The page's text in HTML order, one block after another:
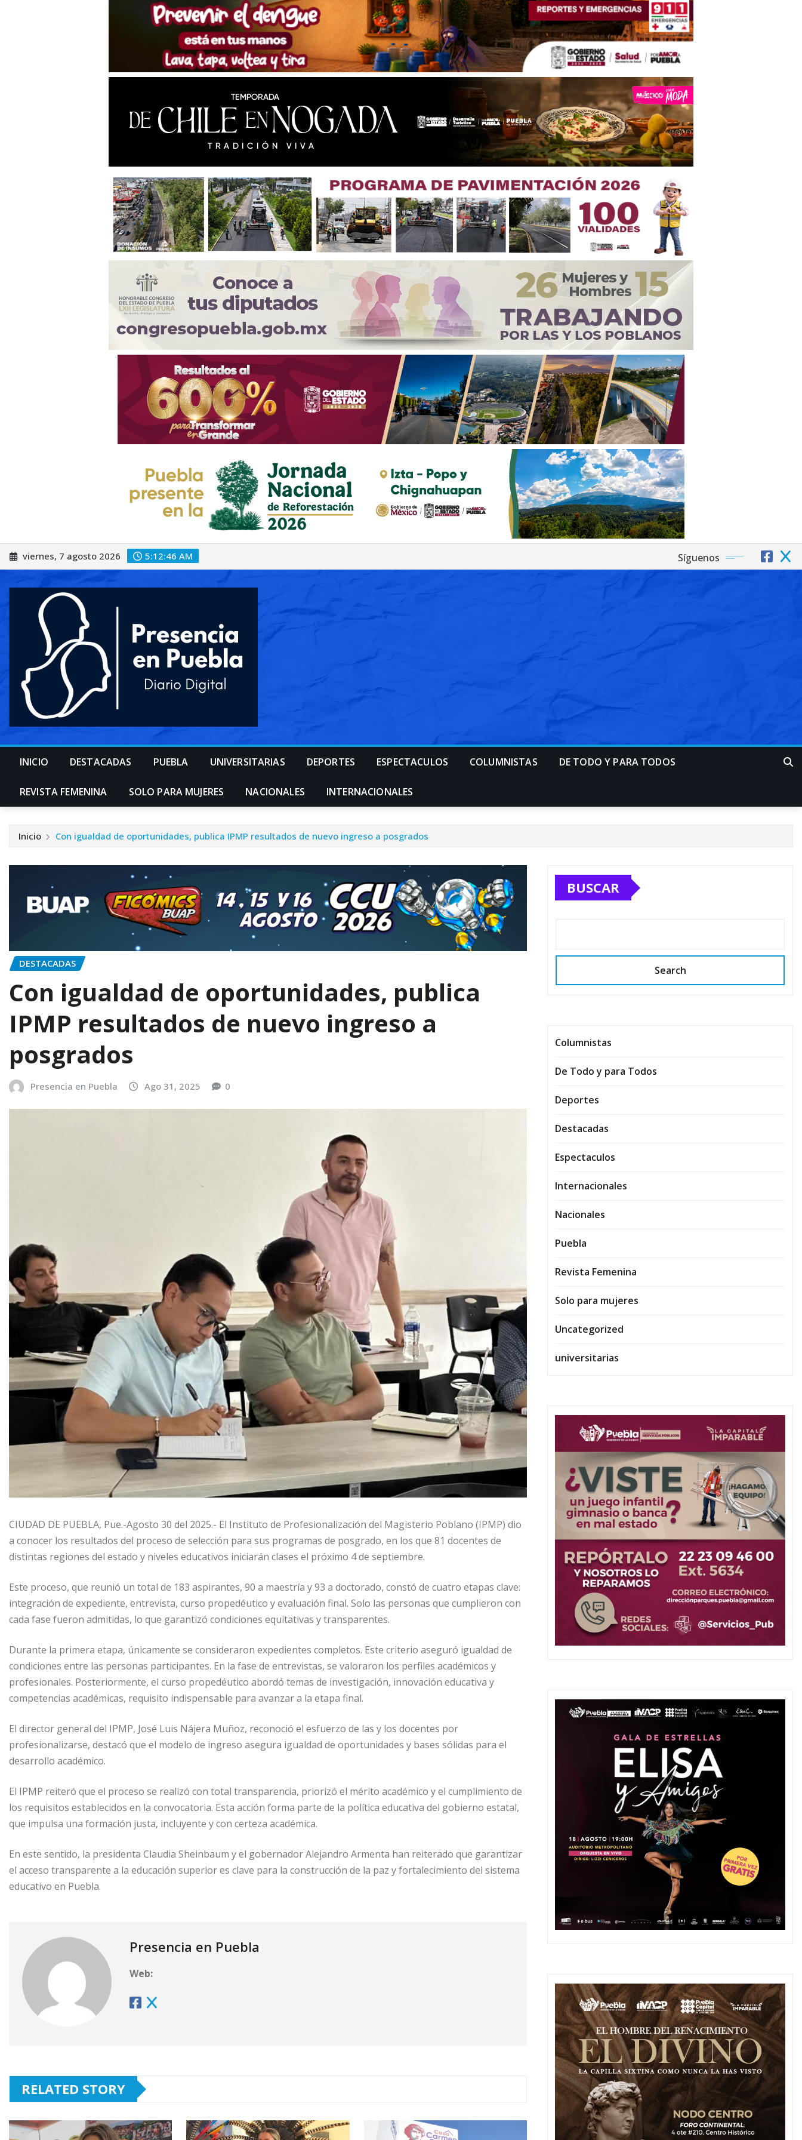
Saltar
al
viernes, 7 agosto 2026 5:12:48 AM Síguenos
INICIO DESTACADAS PUEBLA UNIVERSITARIAS DEPORTES ESPECTACULOS COLUMNISTAS DE TODO Y PARA TODOS
REVISTA FEMENINA SOLO PARA MUJERES NACIONALES INTERNACIONALES
Inicio Con igualdad de oportunidades, publica IPMP resultados de nuevo ingreso a posgrados
DESTACADAS
Con igualdad de oportunidades, publica
IPMP resultados de nuevo ingreso a
posgrados
Presencia en Puebla Ago 31, 2025 0
CIUDAD DE PUEBLA, Pue.-Agosto 30 del 2025.- El Instituto de Profesionalización del Magisterio Poblano (IPMP) dio
a conocer los resultados del proceso de selección para sus programas de posgrado, en los que 81 docentes de
distintas regiones del estado y niveles educativos iniciarán clases el próximo 4 de septiembre.
Este proceso, que reunió un total de 183 aspirantes, 90 a maestría y 93 a doctorado, constó de cuatro etapas clave:
integración de expediente, entrevista, curso propedéutico y evaluación final. Solo las personas que cumplieron con
cada fase fueron admitidas, lo que garantizó condiciones equitativas y transparentes.
Durante la primera etapa, únicamente se consideraron expedientes completos. Este criterio aseguró igualdad de
condiciones entre las personas participantes. En la fase de entrevistas, se valoraron los perfiles académicos y
profesionales. Posteriormente, el curso propedéutico abordó temas de investigación, innovación educativa y
competencias académicas, requisito indispensable para avanzar a la etapa final.
El director general del IPMP, José Luis Nájera Muñoz, reconoció el esfuerzo de las y los docentes por
profesionalizarse, destacó que el modelo de ingreso asegura igualdad de oportunidades y bases sólidas para el
desarrollo académico.
El IPMP reiteró que el proceso se realizó con total transparencia, priorizó el mérito académico y el cumplimiento de
los requisitos establecidos en la convocatoria. Esta acción forma parte de la política educativa del gobierno estatal,
que impulsa una formación justa, incluyente y con certeza académica.
En este sentido, la presidenta Claudia Sheinbaum y el gobernador Alejandro Armenta han reiterado que garantizar
el acceso transparente a la educación superior es clave para la construcción de la paz y fortalecimiento del sistema
educativo en Puebla.
Presencia en Puebla
Web:
RELATED STORY
BUSCAR
Search
Columnistas
De Todo y para Todos
Deportes
Destacadas
Espectaculos
Internacionales
Nacionales
Puebla
Revista Femenina
Solo para mujeres
Uncategorized
universitarias